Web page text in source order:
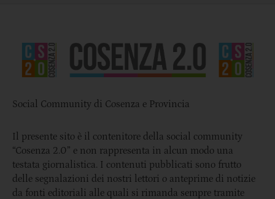
Social Community di Cosenza e Provincia
Il presente sito è il contenitore della social community
“Cosenza 2.0” e non rappresenta in alcun modo una
testata giornalistica. I contenuti pubblicati sono frutto
delle segnalazioni dei nostri lettori o anteprime di notizie
da fonti editoriali alle quali si rimanda sempre tramite